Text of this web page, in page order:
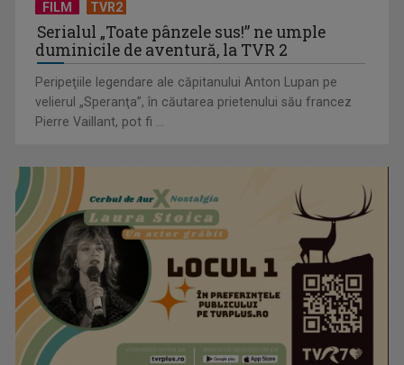
la TVR 1
FILM TVR2
Serialul „Toate pânzele sus!” ne umple
duminicile de aventură, la TVR 2
Peripeţiile legendare ale căpitanului Anton Lupan pe
velierul „Speranţa”, în căutarea prietenului său francez
Pierre Vaillant, pot fi ...